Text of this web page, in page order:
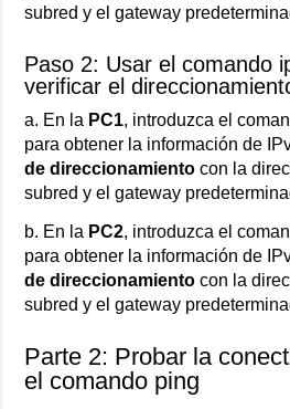
subred y el gateway
Paso 2: Usar el comando
verificar el
a. En la PC1, introduzca el
para obtener la información de
de direccionamientocon la
subred y el gateway
b. En la PC2, introduzca el
para obtener la información de
de direccionamientocon la
subred y el gateway
Parte 2: Probar la
el comando ping